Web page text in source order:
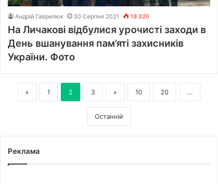
Андрій Гаврилюк 30 Серпня 2021 18 320
На Личакові відбулися урочисті заходи в
День вшанування пам’яті захисників
України. Фото
« 1 2 3 » 10 20 ...
Останній
Реклама